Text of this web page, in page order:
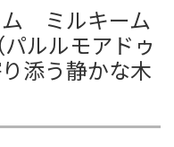
ム ミルキーム
ルルモアドゥ
添う静かな木